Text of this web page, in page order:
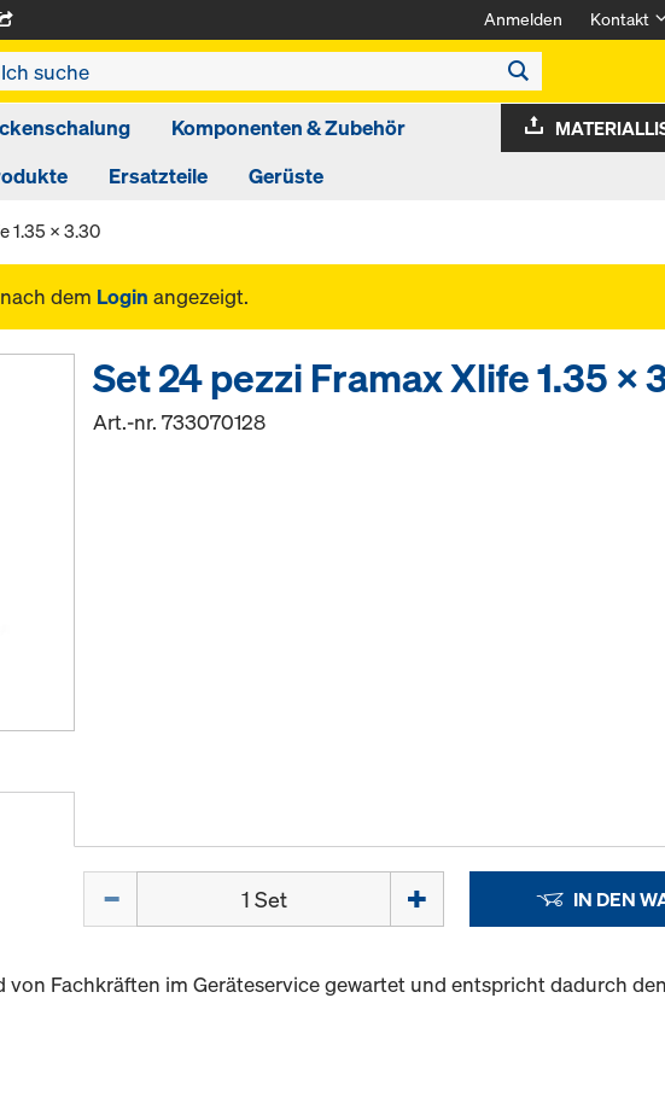
Anmelden Kontakt
Komponenten & Zubehör
Ersatzteile Gerüste
1.35 x 3.30
dem Login angezeigt.
Set 24 pezzi Framax Xlife 1.35 x
Art.-nr.733070128
IN DEN
von Fachkräften im Geräteservice gewartet und entspricht dadurch